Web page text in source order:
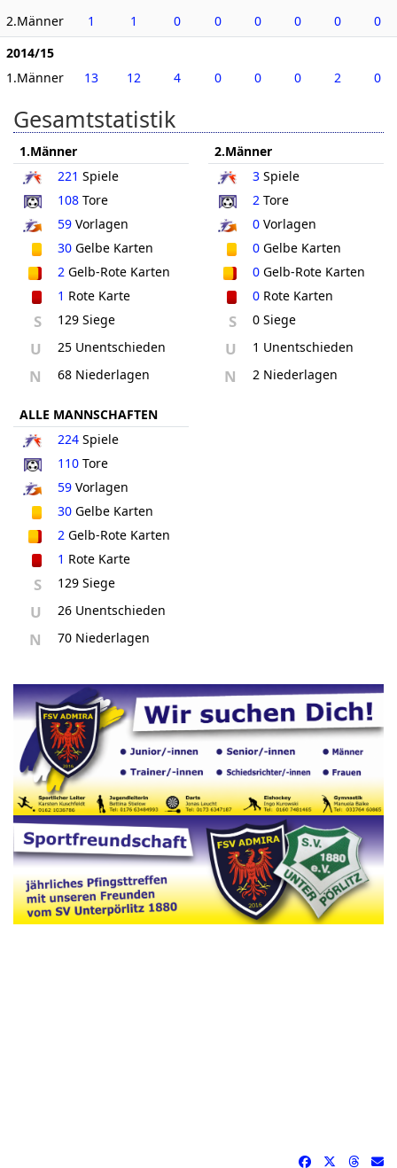
2.Männer
1 1 0 0 0 0 0
0
2014/15
1.Männer
13 12 4 0 0 0 2 0
Gesamtstatistik
1.Männer
221 Spiele
108 Tore
59 Vorlagen
30 Gelbe Karten
2 Gelb-Rote Karten
1 Rote Karte
S 129 Siege
U 25 Unentschieden
N 68 Niederlagen
2.Männer
3Spiele
2Tore
0Vorlagen
0Gelbe Karten
0Gelb-Rote Karten
0Rote Karten
S 0 Siege
U 1 Unentschieden
N 2 Niederlagen
ALLE MANNSCHAFTEN
224 Spiele
110 Tore
59 Vorlagen
30 Gelbe Karten
2 Gelb-Rote Karten
1 Rote Karte
S 129 Siege
U 26 Unentschieden
N 70 Niederlagen